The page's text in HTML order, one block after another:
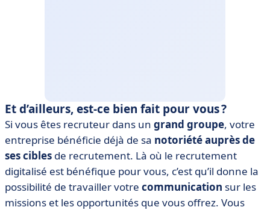
Et d’ailleurs, est-ce bien fait pour vous ?
Si vous êtes recruteur dans un grand groupe, votre
entreprise bénéficie déjà de sa notoriété auprès de
ses cibles de recrutement. Là où le recrutement
digitalisé est bénéfique pour vous, c’est qu’il donne la
possibilité de travailler votre communication sur les
missions et les opportunités que vous offrez. Vous